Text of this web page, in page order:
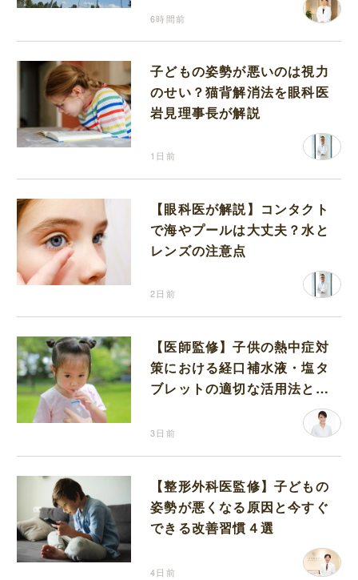
6時間前
子どもの姿勢が悪いのは視力
のせい？猫背解消法を眼科医
岩見理事長が解説
1日前
【眼科医が解説】コンタクト
で海やプールは大丈夫？水と
レンズの注意点
2日前
【医師監修】子供の熱中症対
策における経口補水液・塩タ
ブレットの適切な活用法と水
3日前
【整形外科医監修】子どもの
姿勢が悪くなる原因と今すぐ
できる改善習慣４選
4日前